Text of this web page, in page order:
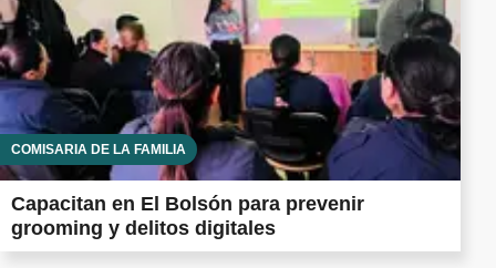
COMISARÍA DE LA FAMILIA
Capacitan en El Bolsón para prevenir
grooming y delitos digitales